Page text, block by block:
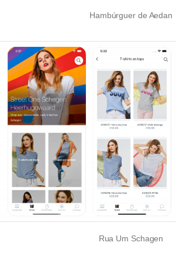
Hambúrguer de Aedan
Rua Um Schagen